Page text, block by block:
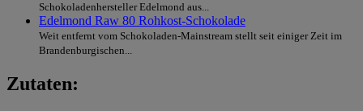
Schokoladenhersteller Edelmond aus...
Edelmond Raw 80 Rohkost-Schokolade
Weit entfernt vom Schokoladen-Mainstream stellt seit einiger Zeit im
Brandenburgischen...
Zutaten: